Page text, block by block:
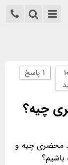
۱ پاسخ
چیه؟
محضری چیه و
باشیم؟